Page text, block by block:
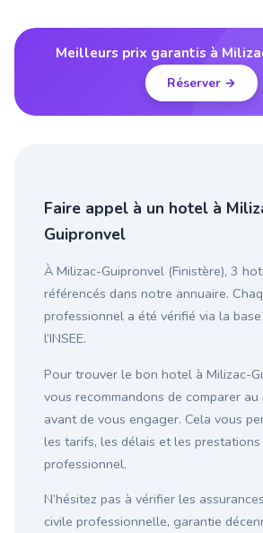
Meilleurs prix garantis à
Réserver →
Faire appel à un hotel à
Guipronvel
À Milizac-Guipronvel (Finistère), 3
référencés dans notre annuaire.
professionnel a été vérifié via la
l’INSEE.
Pour trouver le bon hotel à Milizac-
vous recommandons de comparer au
avant de vous engager. Cela vous
les tarifs, les délais et les prestations
professionnel.
N’hésitez pas à vérifier les
civile professionnelle, garantie